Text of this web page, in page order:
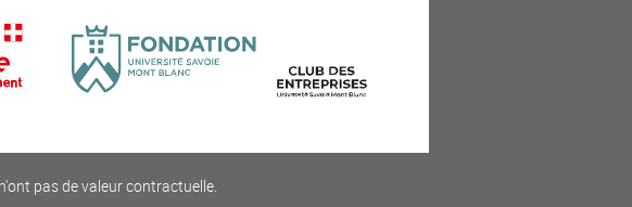
pas de valeur contractuelle.